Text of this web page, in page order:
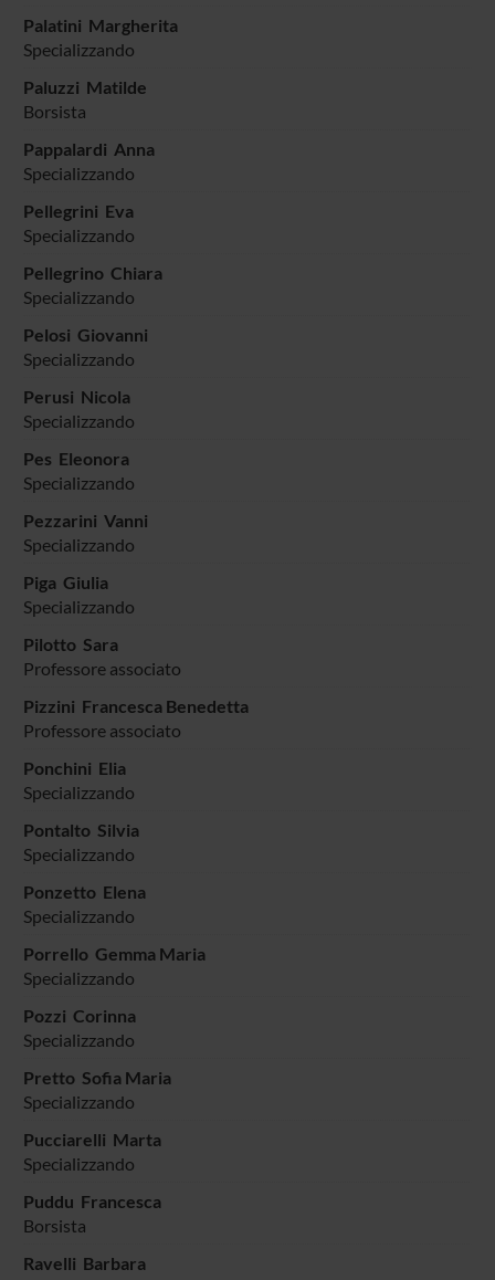
Palatini Margherita
Specializzando
Paluzzi Matilde
Borsista
Pappalardi Anna
Specializzando
Pellegrini Eva
Specializzando
Pellegrino Chiara
Specializzando
Pelosi Giovanni
Specializzando
Perusi Nicola
Specializzando
Pes Eleonora
Specializzando
Pezzarini Vanni
Specializzando
Piga Giulia
Specializzando
Pilotto Sara
Professore associato
Pizzini Francesca Benedetta
Professore associato
Ponchini Elia
Specializzando
Pontalto Silvia
Specializzando
Ponzetto Elena
Specializzando
Porrello Gemma Maria
Specializzando
Pozzi Corinna
Specializzando
Pretto Sofia Maria
Specializzando
Pucciarelli Marta
Specializzando
Puddu Francesca
Borsista
Ravelli Barbara